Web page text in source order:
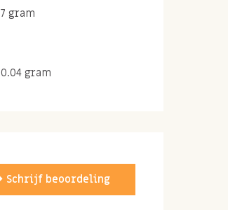
7 gram
0.04 gram
Schrijf beoordeling